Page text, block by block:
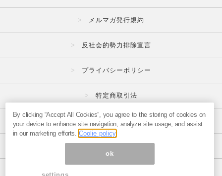
メルマガ発行規約
反社会的勢力排除宣言
プライバシーポリシー
特定商取引法
広告掲載はこちら
メルマガの不正・違反報告はこちら
ページ内の商標は全て商標権者に属します。
By clicking “Accept All Cookies”, you agree to the storing of cookies on
your device to enhance site navigation, analyze site usage, and assist
in our marketing efforts. Coolie policy
ok